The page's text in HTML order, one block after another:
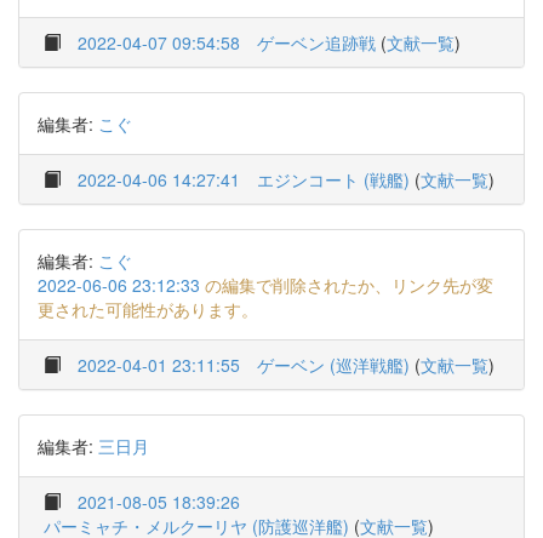
2022-04-07 09:54:58 ゲーベン追跡戦 (文献一覧)
編集者: こぐ
2022-04-06 14:27:41 エジンコート (戦艦) (文献一覧)
編集者: こぐ
2022-06-06 23:12:33 の編集で削除されたか、リンク先が変
更された可能性があります。
2022-04-01 23:11:55 ゲーベン (巡洋戦艦) (文献一覧)
編集者: 三日月
2021-08-05 18:39:26
パーミャチ・メルクーリヤ (防護巡洋艦) (文献一覧)